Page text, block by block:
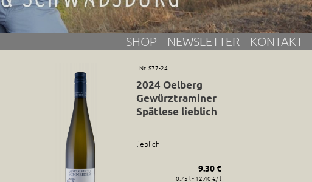
SHOP NEWSLETTER KONTAKT
Nr. S77-24
2024 Oelberg
Gewürztraminer
Spätlese lieblich
lieblich
9.30 €
0.75 l - 12.40 €/ l